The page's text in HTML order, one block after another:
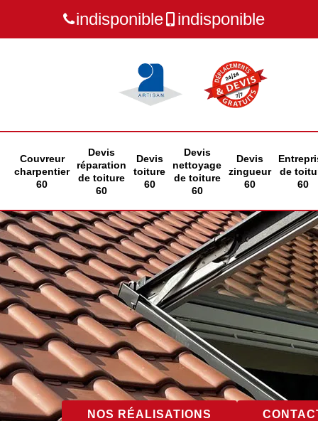
indisponible indisponible
Couvreur
charpentier
60
Devis
réparation
de toiture
60
Devis
toiture
60
Devis
nettoyage
de toiture
60
Devis
zingueur
60
de
60
NOS RÉALISATIONS